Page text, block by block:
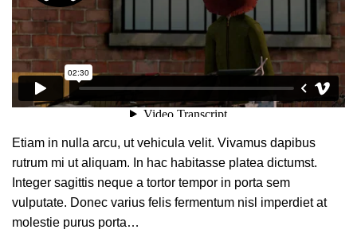
Etiam in nulla arcu, ut vehicula velit. Vivamus dapibus
rutrum mi ut aliquam. In hac habitasse platea dictumst.
Integer sagittis neque a tortor tempor in porta sem
vulputate. Donec varius felis fermentum nisl imperdiet at
molestie purus porta…